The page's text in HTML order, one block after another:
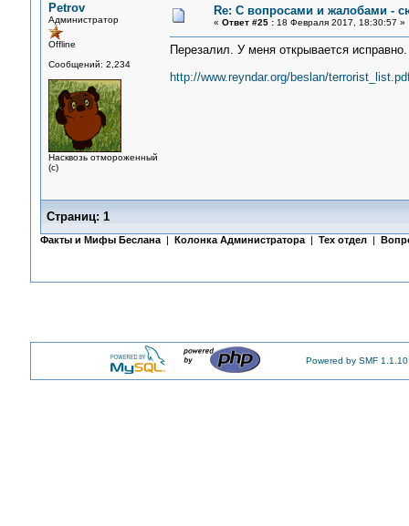
Petrov
Администратор
Offline
Сообщений: 2,234
Насквозь отмороженный
(с)
Re: С вопросами и жалобами -
« Ответ #25 :18 Февраля 2017, 18:30:57 »
Перезалил. У меня открывается исправно.
http://www.reyndar.org/beslan/
Страниц: 1
Факты и Мифы Беслана| Колонка Администратора| Тех отдел|
Powered by SMF 1.1.10